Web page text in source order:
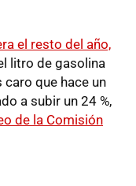
el resto del año,
litro de gasolina
que hace un
a subir un 24 %,
de la Comisión